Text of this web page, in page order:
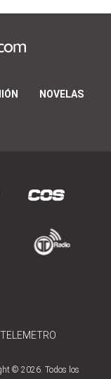
NOVELAS
© 2026. Todos los